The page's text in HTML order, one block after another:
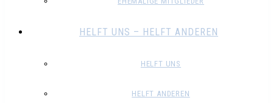
HELFT UNS – HELFT ANDEREN
HELFT UNS
HELFT ANDEREN